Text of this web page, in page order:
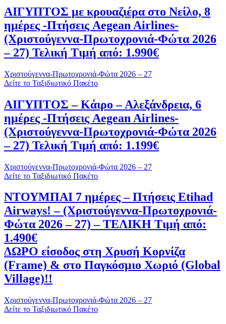
ΑΙΓΥΠΤΟΣ με κρουαζιέρα στο Νείλο, 8
ημέρες -Πτήσεις Aegean Airlines-
(Χριστούγεννα-Πρωτοχρονιά-Φώτα 2026
– 27) Τελική Τιμή από: 1.990€
Χριστούγεννα-Πρωτοχρονιά-Φώτα 2026 – 27
Δείτε το Ταξιδιωτικό Πακέτο
ΑΙΓΥΠΤΟΣ – Κάιρο – Αλεξάνδρεια, 6
ημέρες -Πτήσεις Aegean Airlines-
(Χριστούγεννα-Πρωτοχρονιά-Φώτα 2026
– 27) Τελική Τιμή από: 1.199€
Χριστούγεννα-Πρωτοχρονιά-Φώτα 2026 – 27
Δείτε το Ταξιδιωτικό Πακέτο
ΝΤΟΥΜΠΑΙ 7 ημέρες – Πτήσεις Etihad
Airways! – (Χριστούγεννα-Πρωτοχρονιά-
Φώτα 2026 – 27) – ΤΕΛΙΚΗ Τιμή από:
1.490€
ΔΩΡΟ είσοδος στη Χρυσή Κορνίζα
(Frame) & στο Παγκόσμιο Χωριό (Global
Village)!!
Χριστούγεννα-Πρωτοχρονιά-Φώτα 2026 – 27
Δείτε το Ταξιδιωτικό Πακέτο